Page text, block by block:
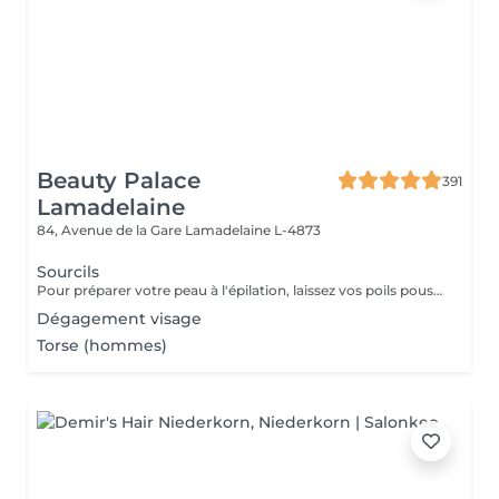
Beauty Palace
Lamadelaine
391
84, Avenue de la Gare Lamadelaine L-4873
Sourcils
Pour préparer votre peau à l'épilation, laissez vos poils pousser pendant au moins deux semaines après le dernier rasage pour assurer une longueur adéquate. Il est également recommandé, mais non indispensable, d'effectuer un gommage doux 24 heures avant la séance pour éliminer les cellules mortes et faciliter l'extraction des poils. Le jour de l'épilation, évitez d'appliquer des crèmes ou des huiles sur la zone concernée afin d'assurer une bonne adhérence de la cire. Enfin, protégez votre peau en évitant l'exposition au soleil ou les séances de bronzage, qui pourraient la rendre plus sensible et irritable.
Dégagement visage
Torse (hommes)